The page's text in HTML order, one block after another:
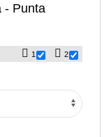
- Punta
1 2